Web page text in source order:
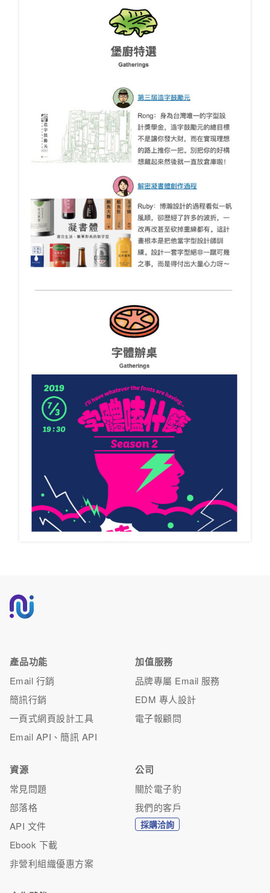
產品功能
Email 行銷
簡訊行銷
一頁式網頁設計工具
Email API、簡訊 API
加值服務
品牌專屬 Email 服務
EDM 專人設計
電子報顧問
資源
常見問題
部落格
API 文件
Ebook 下載
非營利組織優惠方案
公司
關於電子豹
我們的客戶
採購洽詢